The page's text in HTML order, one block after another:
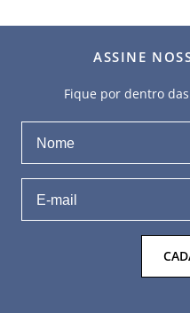
ASSINE
Fique por dentro